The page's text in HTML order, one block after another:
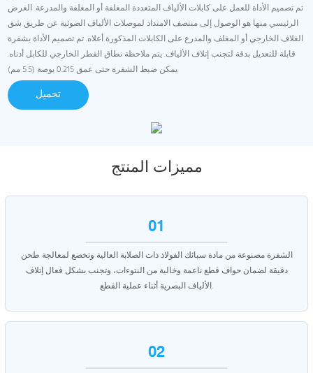
تم تصميم الأداة للعمل على كابلات الألياف المتعددة المغلفة أو المغلفة والمدرعة. الغرض
الرئيسي منها هو الوصول إلى منتصف الامتداد لموصلات الألياف الضوئية عن طريق شق
الغلاف الخارجي أو المغلف والمدرع على الكابلات المذكورة أعلاه. تم تصميم الأداة بشفرة
قابلة للتعديل بدقة لتجنب إتلاف الألياف. يتم ملاحظة نطاق القطر الخارجي للكابل أدناه.
يمكن ضبط الشفرة حتى عمق 0.215 بوصة (5.5 مم).
تحميل
مميزات المنتج
01
الشفرة مصنوعة من مادة سبائك الفولاذ ذات الصلابة العالية وتخضع لمعالجة طحن
دقيقة لضمان حواف قطع ناعمة وخالية من النتوءات، وتجنب بشكل فعال إتلاف
الألياف البصرية أثناء عملية القطع.
02